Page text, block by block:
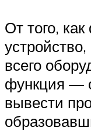
От того,
всего
функция —
вывести